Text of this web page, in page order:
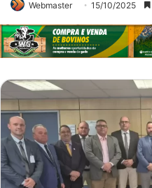
Webmaster 15/10/2025